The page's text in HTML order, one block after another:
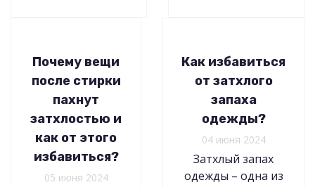
Почему вещи
после стирки
пахнут
затхлостью и
как от этого
избавиться?
05 июня 2024
Как избавиться
от затхлого
запаха
одежды?
04 июня 2024
Затхлый запах
одежды – одна из